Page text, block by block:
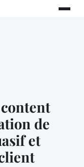
de
et